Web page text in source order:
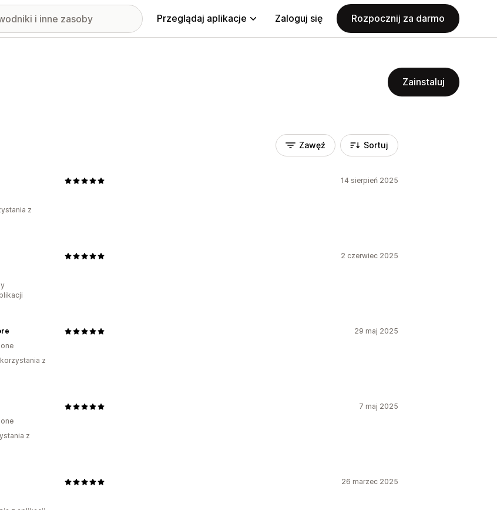
Przeglądaj aplikacje Zaloguj się Rozpocznij za darmo
Zainstaluj
Zawęź Sortuj
14 sierpień 2025
z
2 czerwiec 2025
29 maj 2025
z
7 maj 2025
z
26 marzec 2025